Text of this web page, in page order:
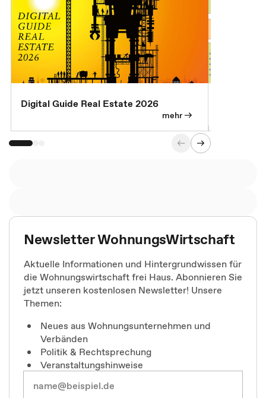
Digital Guide Real Estate 2026
mehr
Newsletter WohnungsWirtschaft
Aktuelle Informationen und Hintergrundwissen für
die Wohnungswirtschaft frei Haus. Abonnieren Sie
jetzt unseren kostenlosen Newsletter! Unsere
Themen:
Neues aus Wohnungsunternehmen und
Verbänden
Politik & Rechtsprechung
Veranstaltungshinweise